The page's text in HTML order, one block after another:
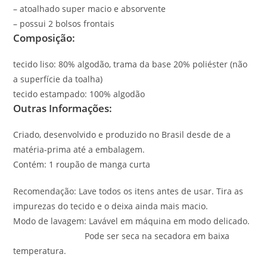
– atoalhado super macio e absorvente
– possui 2 bolsos frontais
Composição:
tecido liso: 80% algodão, trama da base 20% poliéster (não
a superfície da toalha)
tecido estampado: 100% algodão
Outras Informações:
Criado, desenvolvido e produzido no Brasil desde de a
matéria-prima até a embalagem.
Contém: 1 roupão de manga curta
Recomendação: Lave todos os itens antes de usar. Tira as
impurezas do tecido e o deixa ainda mais macio.
Modo de lavagem: Lavável em máquina em modo delicado.
Pode ser seca na secadora em baixa
temperatura.